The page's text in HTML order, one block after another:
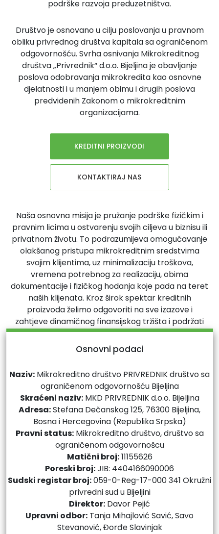
podrške razvoja preduzetništva.
Društvo je osnovano u cilju poslovanja u pravnom
obliku privrednog društva kapitala sa ograničenom
odgovornošću. Svrha osnivanja Mikrokreditnog
društva „Privrednik“ d.o.o. Bijeljina je obavljanje
poslova odobravanja mikrokredita kao osnovne
djelatnosti i u manjem obimu i drugih poslova
predvidenih Zakonom o mikrokreditnim
organizacijama.
KREDITNI PROIZVODI
KONTAKTIRAJ NAS
Naša osnovna misija je pružanje podrške fizičkim i
pravnim licima u ostvarenju svojih ciljeva u biznisu ili
privatnom životu. To podrazumijeva omogućavanje
olakšanog pristupa mikrokreditnim sredstvima
svojim klijentima, uz minimalizaciju troškova,
vremena potrebnog za realizaciju, obima
dokumentacije i fizičkog hodanja koje pada na teret
naših klijenata. Kroz širok spektar kreditnih
proizvoda želimo odgovoriti na sve izazove i
zahtjeve dinamičnog finansijskog tržišta i podržati
poslovne ideje naših klijenata. Cilj je da budemo
uvijek uz klijenta, ali istovremeno da dobro
ocjenjujemo rizike sa kojima se suočavamo i
donosimo kvalitetne odluke. S obzirom da smo
finansijska institucija, mi smo pod nadzorom
Agencije za bankarstvo Republike Srpske i svoje
izvještaje o radu i poslovanju dostavljamo ovom
regulatoru.
Osnovni podaci
Naziv: Mikrokreditno društvo PRIVREDNIK društvo sa
ograničenom odgovornošću Bijeljina
Skraćeni naziv:MKD PRIVREDNIK d.o.o. Bijeljina
Adresa:Stefana Dečanskog 125, 76300 Bijeljina,
Bosna i Hercegovina (Republika Srpska)
Pravni status:Mikrokreditno društvo, društvo sa
ograničenom odgovornošcu
Matični broj:11155626
Poreski broj:JIB: 4404166090006
Sudski registar broj:059-0-Reg-17-000 341 Okružni
privredni sud u Bijeljini
Direktor: Davor Pejić
Upravni odbor: Tanja Mihajlović Savić, Savo
Stevanović, Đorđe Slavinjak